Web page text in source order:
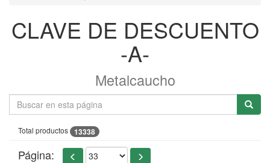
CLAVE DE DESCUENTO
-A-
Metalcaucho
Total productos 13338
Página: